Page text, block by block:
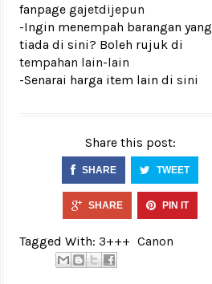
fanpage gajetdijepun
-Ingin menempah barangan yang
tiada di sini? Boleh rujuk di
tempahan lain-lain
-Senarai harga item lain di sini
Share this post:
SHARE TWEET
SHARE PIN IT
Tagged With: 3+++ Canon